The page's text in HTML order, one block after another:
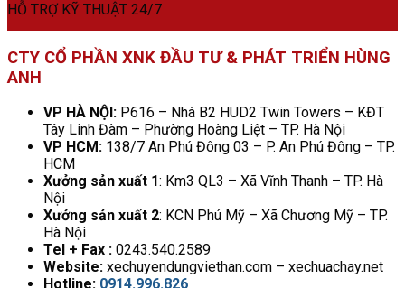
HỖ TRỢ KỸ THUẬT 24/7
CTY CỔ PHẦN XNK ĐẦU TƯ & PHÁT TRIỂN HÙNG
ANH
VP HÀ NỘI: P616 – Nhà B2 HUD2 Twin Towers – KĐT
Tây Linh Đàm – Phường Hoàng Liệt – TP. Hà Nội
VP HCM: 138/7 An Phú Đông 03 – P. An Phú Đông – TP.
HCM
Xưởng sản xuất 1: Km3 QL3 – Xã Vĩnh Thanh – TP. Hà
Nội
Xưởng sản xuất 2: KCN Phú Mỹ – Xã Chương Mỹ – TP.
Hà Nội
Tel + Fax : 0243.540.2589
Website: xechuyendungviethan.com – xechuachay.net
Hotline: 0914.996.826